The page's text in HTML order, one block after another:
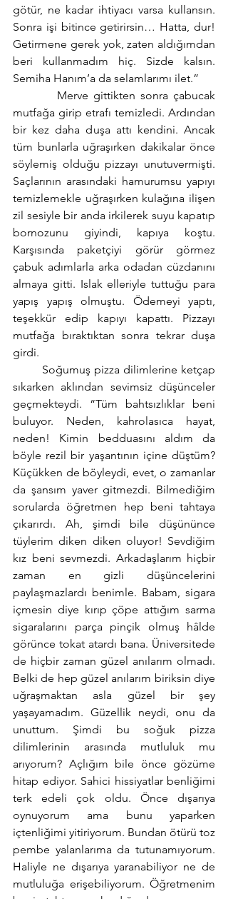
götür, ne kadar ihtiyacı varsa kullansın.
Sonra işi bitince getirirsin… Hatta, dur!
Getirmene gerek yok, zaten aldığımdan
beri kullanmadım hiç. Sizde kalsın.
Semiha Hanım’a da selamlarımı ilet.”
mutfağa girip etrafı temizledi. Ardından
bir kez daha duşa attı kendini. Ancak
tüm bunlarla uğraşırken dakikalar önce
söylemiş olduğu pizzayı unutuvermişti.
Saçlarının arasındaki hamurumsu yapıyı
temizlemekle uğraşırken kulağına ilişen
zil sesiyle bir anda irkilerek suyu kapatıp
bornozunu giyindi, kapıya koştu.
Karşısında paketçiyi görür görmez
çabuk adımlarla arka odadan cüzdanını
almaya gitti. Islak elleriyle tuttuğu para
yapış yapış olmuştu. Ödemeyi yaptı,
teşekkür edip kapıyı kapattı. Pizzayı
mutfağa bıraktıktan sonra tekrar duşa
girdi.
sıkarken aklından sevimsiz düşünceler
geçmekteydi. “Tüm bahtsızlıklar beni
buluyor. Neden, kahrolasıca hayat,
neden! Kimin bedduasını aldım da
böyle rezil bir yaşantının içine düştüm?
Küçükken de böyleydi, evet, o zamanlar
da şansım yaver gitmezdi. Bilmediğim
sorularda öğretmen hep beni tahtaya
çıkarırdı. Ah, şimdi bile düşününce
tüylerim diken diken oluyor! Sevdiğim
kız beni sevmezdi. Arkadaşlarım hiçbir
zaman en gizli düşüncelerini
paylaşmazlardı benimle. Babam, sigara
içmesin diye kırıp çöpe attığım sarma
sigaralarını parça pinçik olmuş hâlde
görünce tokat atardı bana. Üniversitede
de hiçbir zaman güzel anılarım olmadı.
Belki de hep güzel anılarım biriksin diye
uğraşmaktan asla güzel bir şey
yaşayamadım. Güzellik neydi, onu da
unuttum. Şimdi bu soğuk pizza
dilimlerinin arasında mutluluk mu
arıyorum? Açlığım bile önce gözüme
hitap ediyor. Sahici hissiyatlar benliğimi
terk edeli çok oldu. Önce dışarıya
oynuyorum ama bunu yaparken
içtenliğimi yitiriyorum. Bundan ötürü toz
pembe yalanlarıma da tutunamıyorum.
Haliyle ne dışarıya yaranabiliyor ne de
mutluluğa erişebiliyorum. Öğretmenim